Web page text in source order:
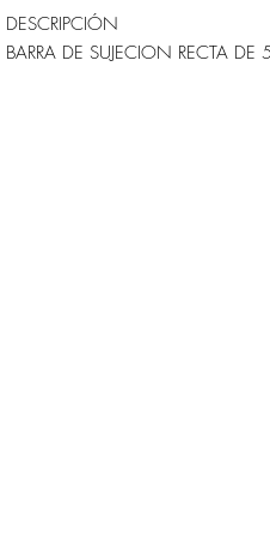
DESCRIPCIÓN
BARRA DE SUJECION RECTA